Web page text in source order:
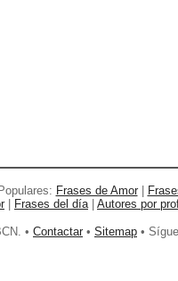
Frases de Amor|
Frases del día Autores por
• Contactar • Sitemap •